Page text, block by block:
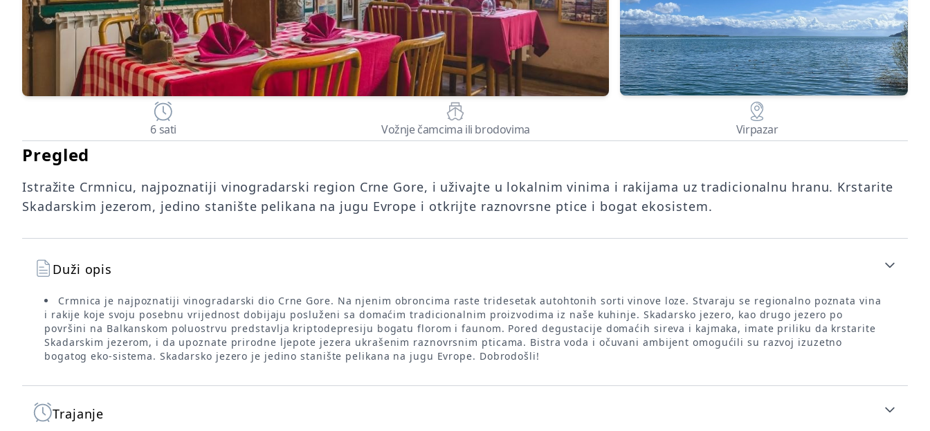
6 sati Vožnje čamcima ili brodovima Virpazar
Pregled
Istražite Crmnicu, najpoznatiji vinogradarski region Crne Gore, i uživajte u lokalnim vinima i rakijama uz tradicionalnu hranu. Krstarite
Skadarskim jezerom, jedino stanište pelikana na jugu Evrope i otkrijte raznovrsne ptice i bogat ekosistem.
Duži opis
Crmnica je najpoznatiji vinogradarski dio Crne Gore. Na njenim obroncima raste tridesetak autohtonih sorti vinove loze. Stvaraju se regionalno poznata vina
i rakije koje svoju posebnu vrijednost dobijaju posluženi sa domaćim tradicionalnim proizvodima iz naše kuhinje. Skadarsko jezero, kao drugo jezero po
površini na Balkanskom poluostrvu predstavlja kriptodepresiju bogatu florom i faunom. Pored degustacije domaćih sireva i kajmaka, imate priliku da krstarite
Skadarskim jezerom, i da upoznate prirodne ljepote jezera ukrašenim raznovrsnim pticama. Bistra voda i očuvani ambijent omogućili su razvoj izuzetno
bogatog eko-sistema. Skadarsko jezero je jedino stanište pelikana na jugu Evrope. Dobrodošli!
Trajanje